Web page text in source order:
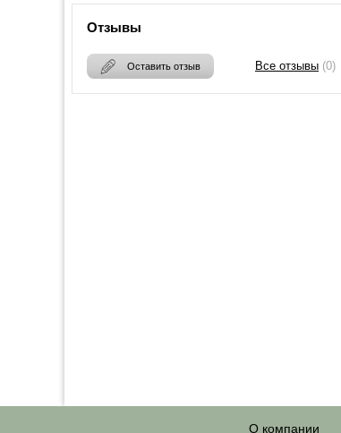
Отзывы
Оставить отзыв Все отзывы (0)
О компании